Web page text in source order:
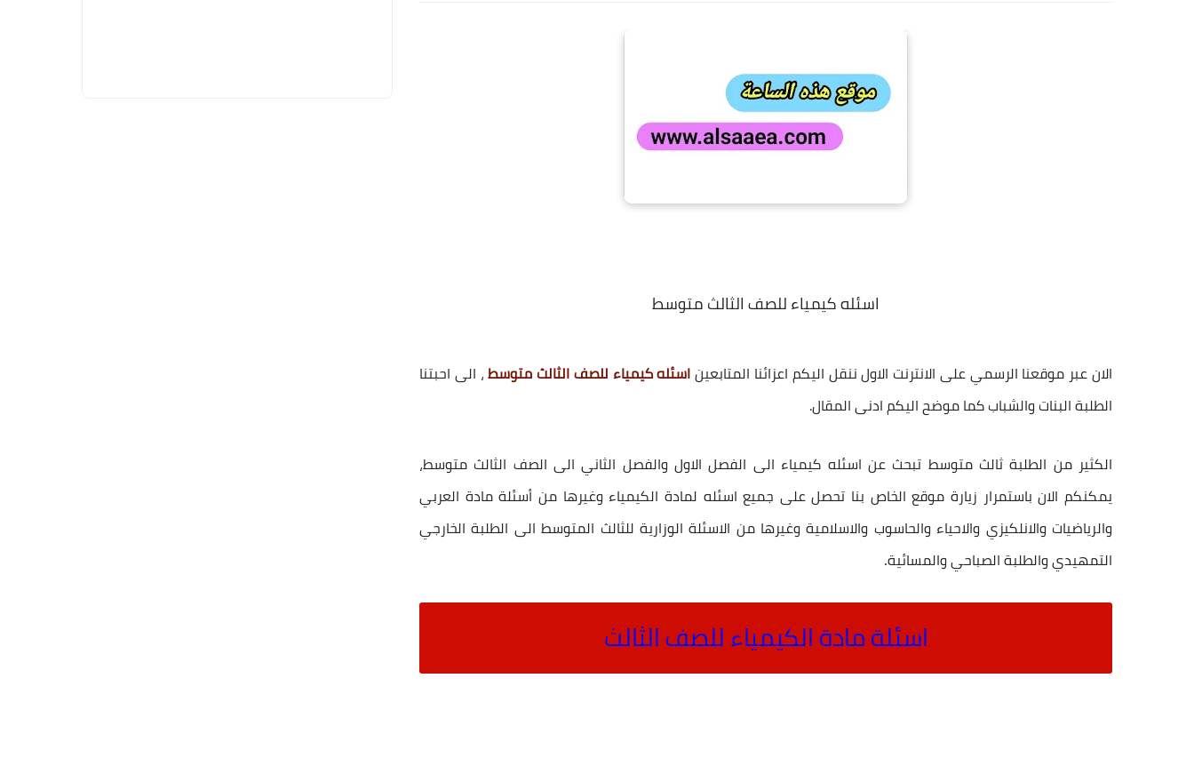
اسئله كيمياء للصف الثالث متوسط
الان عبر موقعنا الرسمي على الانترنت الاول ننقل اليكم اعزائنا المتابعيناسئله كيمياء للصف الثالث متوسط، الى احبتنا
الطلبة البنات والشباب كما موضح اليكم ادنى المقال.
الكثير من الطلبة ثالث متوسط تبحث عن اسئله كيمياء الى الفصل الاول والفصل الثاني الى الصف الثالث متوسط،
يمكنكم الان باستمرار زيارة موقع الخاص بنا تحصل على جميع اسئله لمادة الكيمياء وغيرها من أسئلة مادة العربي
والرياضيات والانلكيزي والاحياء والحاسوب والاسلامية وغيرها من الاسئلة الوزارية للثالث المتوسط الى الطلبة الخارجي
التمهيدي والطلبة الصباحي والمسائية.
اسئلة مادة الكيمياء للصف الثالث